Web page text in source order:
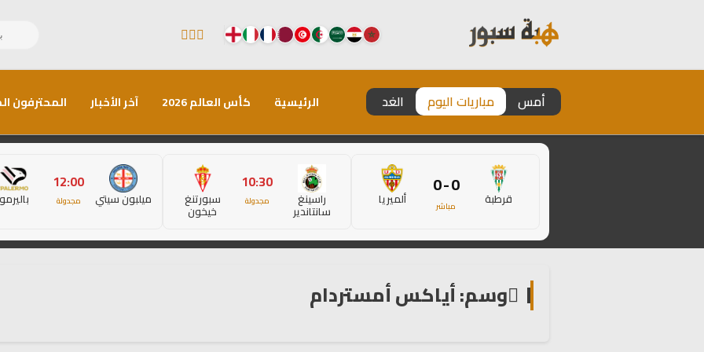
أمس مباريات اليوم الغد الرئيسية كأس العالم 2026 آخر الأخبار المحترفون
قرطبة 0 - 0
مباشر ألميريا راسينغ
سانتاندير
10:30
مجدولة سبورتنغ
خيخون
ميلبون سيتي
12:00
مجدولة باليرمو
وسم: أياكس أمستردام